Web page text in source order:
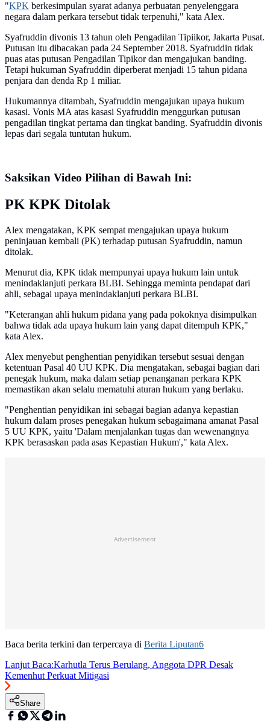
"KPK berkesimpulan syarat adanya perbuatan penyelenggara
negara dalam perkara tersebut tidak terpenuhi," kata Alex.
Syafruddin divonis 13 tahun oleh Pengadilan Tipiikor, Jakarta Pusat.
Putusan itu dibacakan pada 24 September 2018. Syafruddin tidak
puas atas putusan Pengadilan Tipikor dan mengajukan banding.
Tetapi hukuman Syafruddin diperberat menjadi 15 tahun pidana
penjara dan denda Rp 1 miliar.
Hukumannya ditambah, Syafruddin mengajukan upaya hukum
kasasi. Vonis MA atas kasasi Syafruddin menggurkan putusan
pengadilan tingkat pertama dan tingkat banding. Syafruddin divonis
lepas dari segala tuntutan hukum.
Saksikan Video Pilihan di Bawah Ini:
PK KPK Ditolak
Alex mengatakan, KPK sempat mengajukan upaya hukum
peninjauan kembali (PK) terhadap putusan Syafruddin, namun
ditolak.
Menurut dia, KPK tidak mempunyai upaya hukum lain untuk
menindaklanjuti perkara BLBI. Sehingga meminta pendapat dari
ahli, sebagai upaya menindaklanjuti perkara BLBI.
"Keterangan ahli hukum pidana yang pada pokoknya disimpulkan
bahwa tidak ada upaya hukum lain yang dapat ditempuh KPK,"
kata Alex.
Alex menyebut penghentian penyidikan tersebut sesuai dengan
ketentuan Pasal 40 UU KPK. Dia mengatakan, sebagai bagian dari
penegak hukum, maka dalam setiap penanganan perkara KPK
memastikan akan selalu mematuhi aturan hukum yang berlaku.
"Penghentian penyidikan ini sebagai bagian adanya kepastian
hukum dalam proses penegakan hukum sebagaimana amanat Pasal
5 UU KPK, yaitu 'Dalam menjalankan tugas dan wewenangnya
KPK berasaskan pada asas Kepastian Hukum'," kata Alex.
Advertisement
Baca berita terkini dan terpercaya di Berita Liputan6
Lanjut Baca:Karhutla Terus Berulang, Anggota DPR Desak
Kemenhut Perkuat Mitigasi
Share